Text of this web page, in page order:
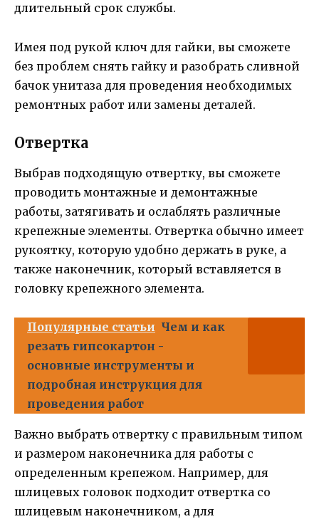
длительный срок службы.
Имея под рукой ключ для гайки, вы сможете
без проблем снять гайку и разобрать сливной
бачок унитаза для проведения необходимых
ремонтных работ или замены деталей.
Отвертка
Выбрав подходящую отвертку, вы сможете
проводить монтажные и демонтажные
работы, затягивать и ослаблять различные
крепежные элементы. Отвертка обычно имеет
рукоятку, которую удобно держать в руке, а
также наконечник, который вставляется в
головку крепежного элемента.
Популярные статьи Чем и как
резать гипсокартон -
основные инструменты и
подробная инструкция для
проведения работ
Важно выбрать отвертку с правильным типом
и размером наконечника для работы с
определенным крепежом. Например, для
шлицевых головок подходит отвертка со
шлицевым наконечником, а для